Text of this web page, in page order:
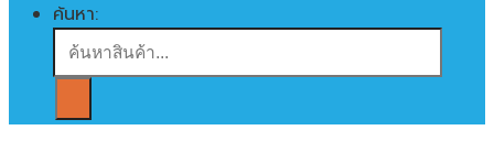
ค้นหา: